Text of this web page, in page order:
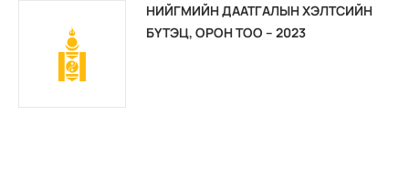
НИЙГМИЙН ДААТГАЛЫН ХЭЛТСИЙН
БҮТЭЦ, ОРОН ТОО – 2023